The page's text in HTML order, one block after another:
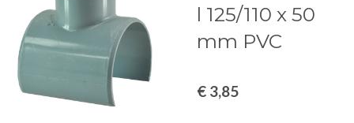
l 125/110 x 50
mm PVC
€ 3,85